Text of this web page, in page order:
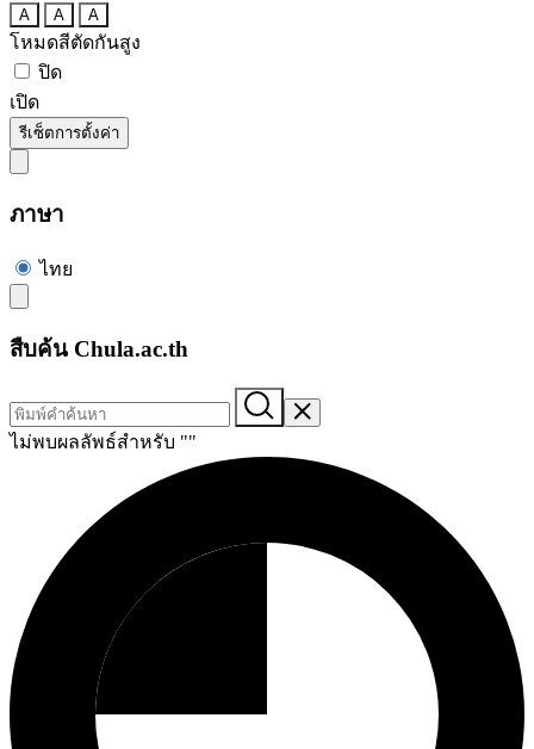
A A A
โหมดสีตัดกันสูง
ปิด
เปิด
รีเซ็ตการตั้งค่า
ภาษา
ไทย
สืบค้น Chula.ac.th
ไม่พบผลลัพธ์สำหรับ ""